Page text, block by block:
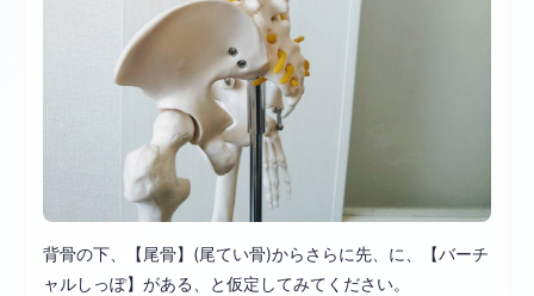
背骨の下、【尾骨】(尾てい骨)からさらに先、に、【バーチ
ャルしっぽ】がある、と仮定してみてください。